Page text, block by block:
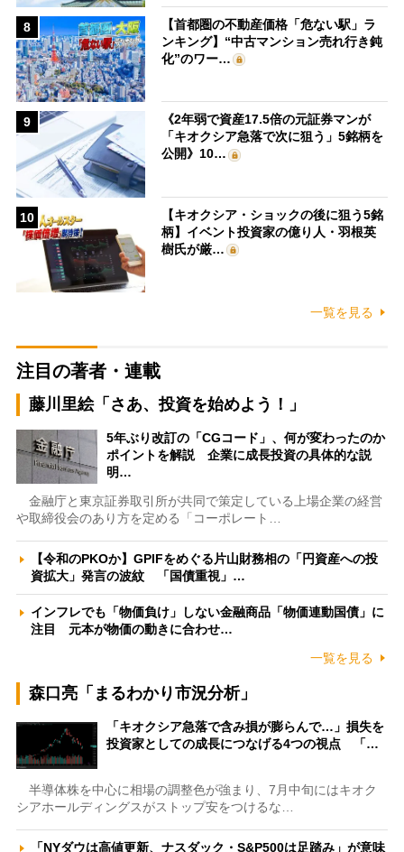
8
【首都圏の不動産価格「危ない駅」ラ
ンキング】“中古マンション売れ行き鈍
化”のワー…
9
《2年弱で資産17.5倍の元証券マンが
「キオクシア急落で次に狙う」5銘柄を
公開》10…
10
【キオクシア・ショックの後に狙う5銘
柄】イベント投資家の億り人・羽根英
樹氏が厳…
一覧を見る
注目の著者・連載
藤川里絵「さあ、投資を始めよう！」
5年ぶり改訂の「CGコード」、何が変わったのか
ポイントを解説 企業に成長投資の具体的な説
明…
金融庁と東京証券取引所が共同で策定している上場企業の経営
や取締役会のあり方を定める「コーポレート…
【令和のPKOか】GPIFをめぐる片山財務相の「円資産への投
資拡大」発言の波紋 「国債重視」…
インフレでも「物価負け」しない金融商品「物価連動国債」に
注目 元本が物価の動きに合わせ…
一覧を見る
森口亮「まるわかり市況分析」
「キオクシア急落で含み損が膨らんで…」損失を
投資家としての成長につなげる4つの視点 「…
半導体株を中心に相場の調整色が強まり、7月中旬にはキオク
シアホールディングスがストップ安をつけるな…
「NYダウは高値更新、ナスダック・S&P500は足踏み」が意味